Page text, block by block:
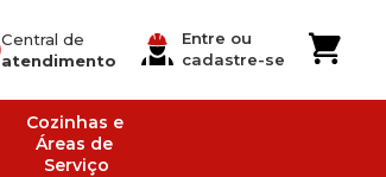
Central de
atendimento
Entre ou
cadastre-se
Cozinhas e
Áreas de
Serviço